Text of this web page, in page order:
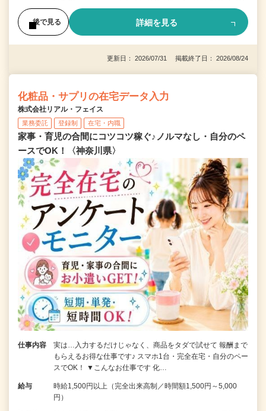
後で見る 詳細を見る
更新日： 2026/07/31 掲載終了日： 2026/08/24
化粧品・サプリの在宅データ入力
株式会社リアル・フェイス
業務委託 登録制 在宅・内職
家事・育児の合間にコツコツ稼ぐ♪ノルマなし・自分のペ
ースでOK！〈神奈川県〉
仕事内容
実は…入力するだけじゃなく、商品をタダで試せて 報酬まで
もらえるお得な仕事です♪ スマホ1台・完全在宅・自分のペー
スでOK！ ▼こんなお仕事です 化…
給与
時給1,500円以上（完全出来高制／時間額1,500円～5,000
円）